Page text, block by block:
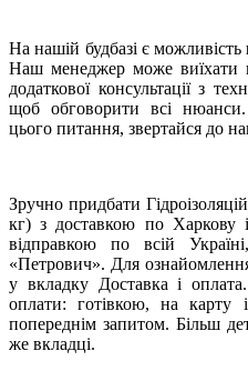
На нашій будбазі є можливість
Наш менеджер може виїхати
додаткової консультації з
щоб обговорити всі
цього питання, звертайся до
Зручно придбати
кг) з доставкою по Харкову
відправкою по всій
«Петрович». Для
у вкладку Доставка і
оплати: готівкою, на карту
попереднім запитом. Більш
же вкладці.